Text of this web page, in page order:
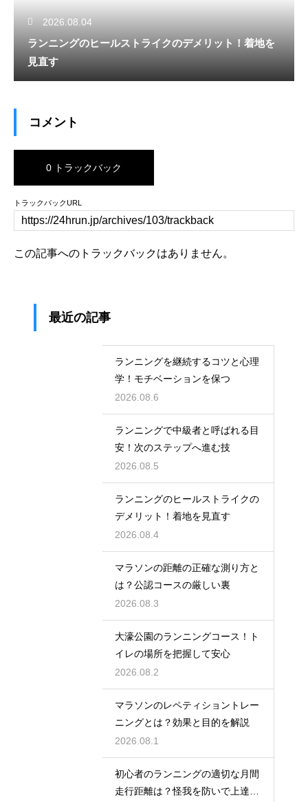
2026.08.04
ランニングのヒールストライクのデメリット！着地を
見直す
コメント
0 トラックバック
トラックバックURL
この記事へのトラックバックはありません。
最近の記事
ランニングを継続するコツと心理
学！モチベーションを保つ
2026.08.6
ランニングで中級者と呼ばれる目
安！次のステップへ進む技
2026.08.5
ランニングのヒールストライクの
デメリット！着地を見直す
2026.08.4
マラソンの距離の正確な測り方と
は？公認コースの厳しい裏
2026.08.3
大濠公園のランニングコース！ト
イレの場所を把握して安心
2026.08.2
マラソンのレペティショントレー
ニングとは？効果と目的を解説
2026.08.1
初心者のランニングの適切な月間
走行距離は？怪我を防いで上達す